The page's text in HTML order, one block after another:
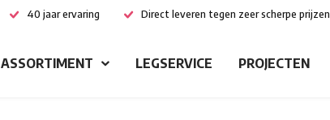
40 jaar ervaring Direct leveren tegen zeer scherpe prijzen
ASSORTIMENT LEGSERVICE PROJECTEN